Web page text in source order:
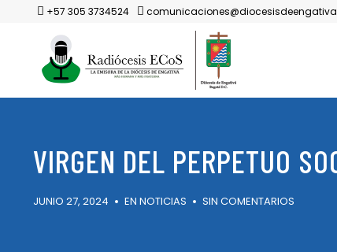
+57 305 3734524
VIRGEN DEL PERPETUO
JUNIO 27, 2024 EN NOTICIAS SIN COMENTARIOS